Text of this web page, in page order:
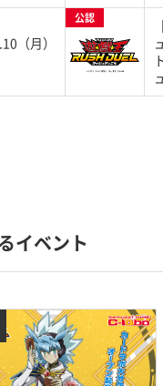
（月）
公認
イベント